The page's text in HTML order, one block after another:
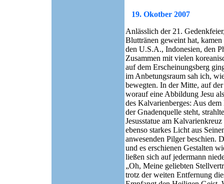
19. Okotber 2007
Anlässlich der 21.
Bluttränen geweint hat,
den U.S.A., Indonesien, den
Zusammen mit vielen
auf dem Erscheinungsberg
im Anbetungsraum sah ich,
bewegten. In der Mitte, auf
worauf eine Abbildung Jesu
des Kalvarienberges: Aus
der Gnadenquelle steht,
Jesusstatue am
ebenso starkes Licht aus
anwesenden Pilger beschien.
und es erschienen Gestalten
ließen sich auf jedermann
„Oh, Meine geliebten
trotz der weiten Entfernung